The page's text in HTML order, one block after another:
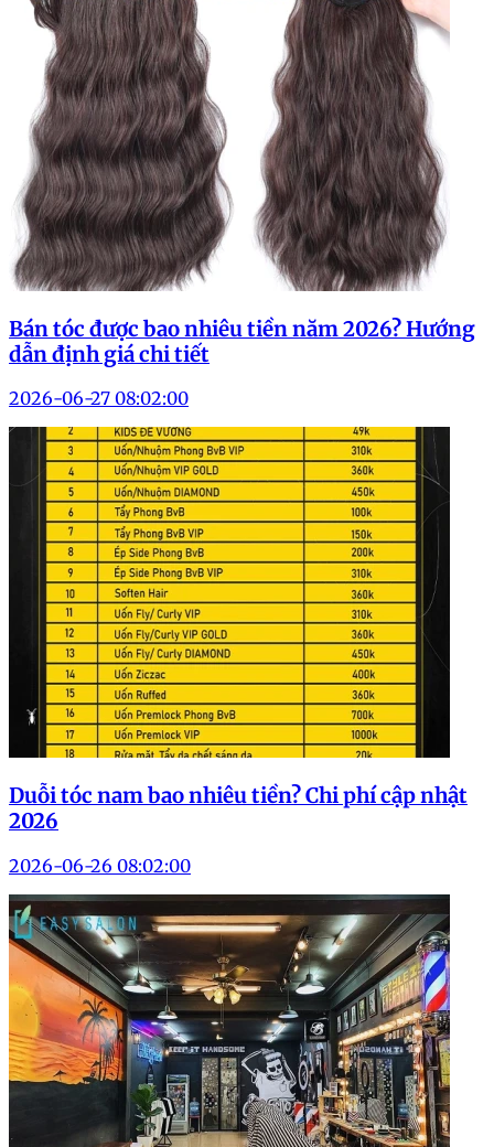
Bán tóc được bao nhiêu tiền năm 2026? Hướng
dẫn định giá chi tiết
2026-06-27 08:02:00
Duỗi tóc nam bao nhiêu tiền? Chi phí cập nhật
2026
2026-06-26 08:02:00